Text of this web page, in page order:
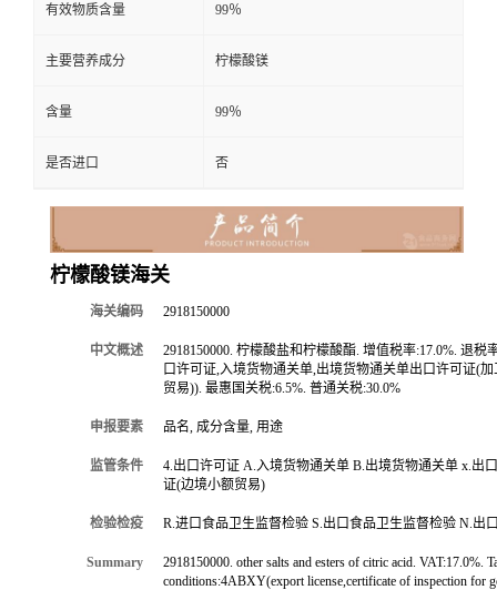
有效物质含量 99％
主要营养成分 柠檬酸镁
含量 99％
是否进口 否
柠檬酸镁海关
海关编码 2918150000
中文概述
2918150000. 柠檬酸盐和柠檬酸酯. 增值税率:17.0%. 退税
口许可证,入境货物通关单,出境货物通关单出口许可证(
贸易)). 最惠国关税:6.5%. 普通关税:30.0%
申报要素 品名, 成分含量, 用途
监管条件
4.出口许可证 A.入境货物通关单 B.出境货物通关单 x.出
证(边境小额贸易)
检验检疫 R.进口食品卫生监督检验 S.出口食品卫生监督检验 N.出
Summary
2918150000. other salts and esters of citric acid. VAT:17.0%.
conditions:4ABXY(export license,certificate of inspection for